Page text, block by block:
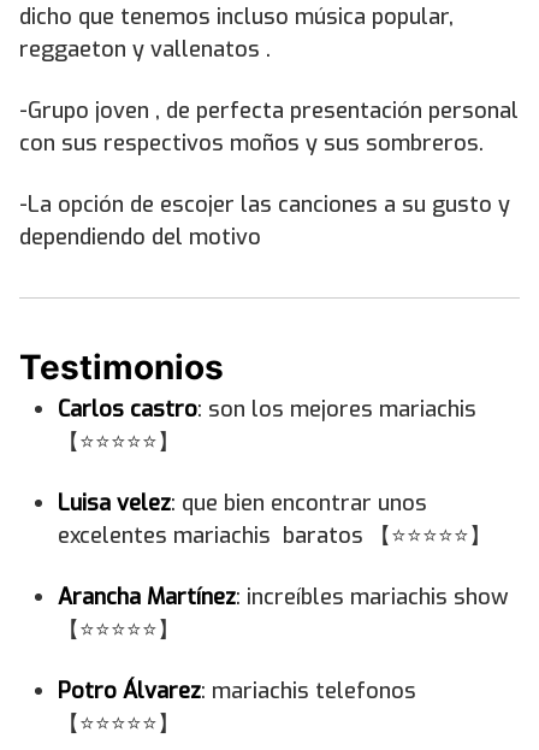
dicho que tenemos incluso música popular,
reggaeton y vallenatos .
-Grupo joven , de perfecta presentación personal
con sus respectivos moños y sus sombreros.
-La opción de escojer las canciones a su gusto y
dependiendo del motivo
Testimonios
Carlos castro: son los mejores mariachis
【⭐⭐⭐⭐⭐】
Luisa velez: que bien encontrar unos
excelentes mariachis baratos 【⭐⭐⭐⭐⭐】
Arancha Martínez: increíbles mariachis show
【⭐⭐⭐⭐⭐】
Potro Álvarez: mariachis telefonos
【⭐⭐⭐⭐⭐】